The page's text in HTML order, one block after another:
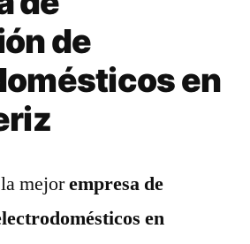
de
en
mejorempresa de
en